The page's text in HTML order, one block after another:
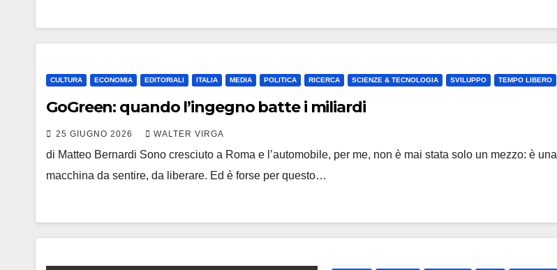
CULTURA ECONOMIA EDITORIALI ITALIA MEDIA POLITICA RICERCA SCIENZE & TECNOLOGIA SVILUPPO TEMPO LIBERO
GoGreen: quando l’ingegno batte i miliardi
25 GIUGNO 2026 WALTER VIRGA
di Matteo Bernardi Sono cresciuto a Roma e l’automobile, per me, non è mai stata solo un mezzo: è una
macchina da sentire, da liberare. Ed è forse per questo…